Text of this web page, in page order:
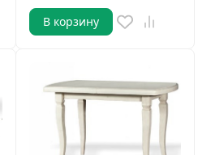
В корзину